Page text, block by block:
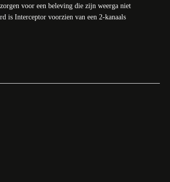
voor een beleving die zijn weerga niet
is Interceptor voorzien van een 2-kanaals
of Dylan Kroese.